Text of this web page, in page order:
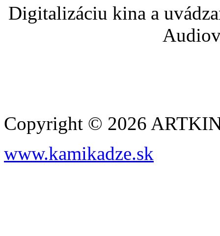
Digitalizáciu kina a
Copyright © 2026
www.kamikadze.sk